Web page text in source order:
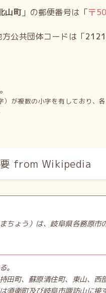
山町 」の郵便番号は「〒
方公共団体コードは「
）が複数の小字を有しており、
要 from Wikipedia
ちょう）は、岐阜県各務原市
。
田町、蘇原清住町、東山、